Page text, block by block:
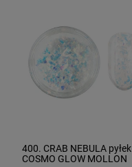
400. CRAB NEBULA pyłek
COSMO GLOW MOLLON